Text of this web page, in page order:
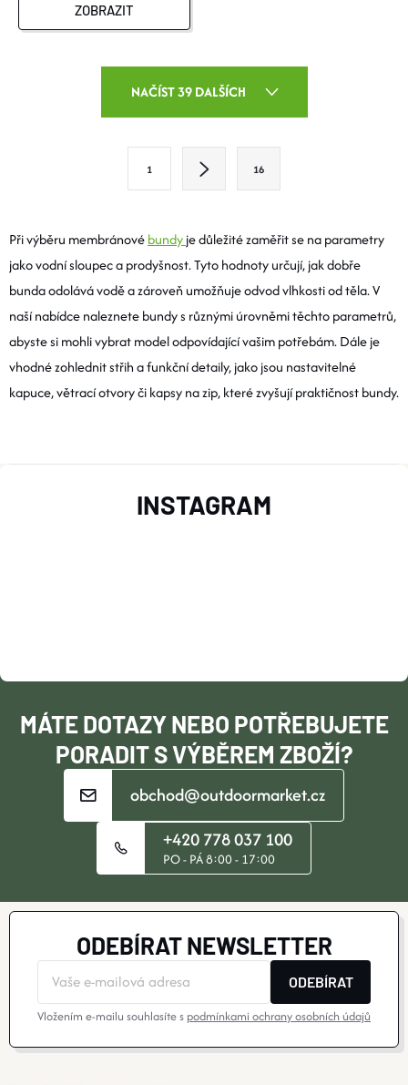
ZOBRAZIT
D
A
C
Í
P
R
U
NAČÍST 39 DALŠÍCH
Á
N
K
O
V
Á
N
1 16
Při výběru membránovébundyje důležité zaměřit se na parametry
jako vodní sloupec a prodyšnost. Tyto hodnoty určují, jak dobře
bunda odolává vodě a zároveň umožňuje odvod vlhkosti od těla. V
naší nabídce naleznete bundy s různými úrovněmi těchto parametrů,
abyste si mohli vybrat model odpovídající vašim potřebám. Dále je
vhodné zohlednit střih a funkční detaily, jako jsou nastavitelné
kapuce, větrací otvory či kapsy na zip, které zvyšují praktičnost bundy.
T
MÁTE DOTAZY NEBO POTŘEBUJETE
PORADIT S VÝBĚREM ZBOŽÍ?
obchod@outdoormarket.cz
+420 778 037 100
PO - PÁ 8:00 - 17:00
INSTAGRAM
ODEBÍRAT NEWSLETTER
ODEBÍRAT
Vložením e-mailu souhlasíte s podmínkami ochrany osobních údajů